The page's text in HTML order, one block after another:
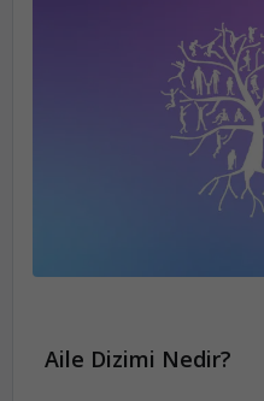
Aile Dizimi Nedir?